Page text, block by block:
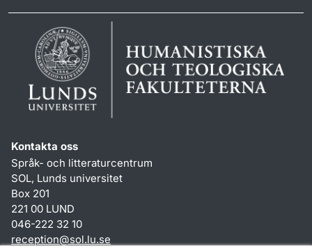
Kontakta oss
Språk- och litteraturcentrum
SOL, Lunds universitet
Box 201
221 00 LUND
046-222 32 10
reception@sol.lu.se